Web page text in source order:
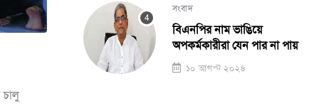
চালু
সংবাদ
বিএনপির নাম ভাঙিয়ে
অপকর্মকারীরা যেন পার না পায়
১০ আগস্ট ২০২৪